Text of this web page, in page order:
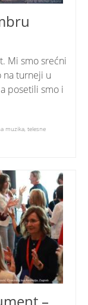
Mi smo srećni
na turneji u
posetili smo i
muzika, telesne